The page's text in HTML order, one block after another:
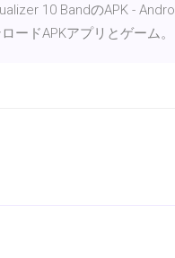
10 BandのAPK -
ードAPKアプリとゲーム。